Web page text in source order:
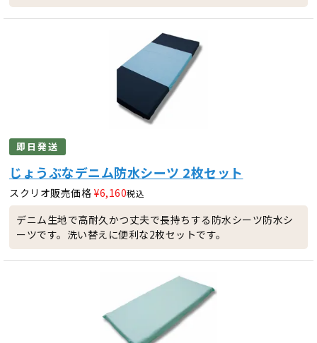
即日発送
じょうぶなデニム防水シーツ 2枚セット
スクリオ販売価格 ¥6,160税込
デニム生地で高耐久かつ丈夫で長持ちする防水シーツ防水シ
ーツです。洗い替えに便利な2枚セットです。